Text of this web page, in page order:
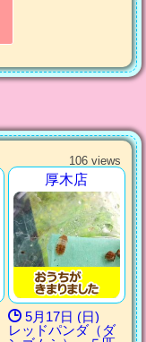
106 views
厚木店
5月17日 (日)
レッドパンダ（ダ